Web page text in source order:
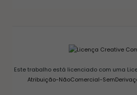
Este trabalho está licenciado com uma
Atribuição-NãoComercial-